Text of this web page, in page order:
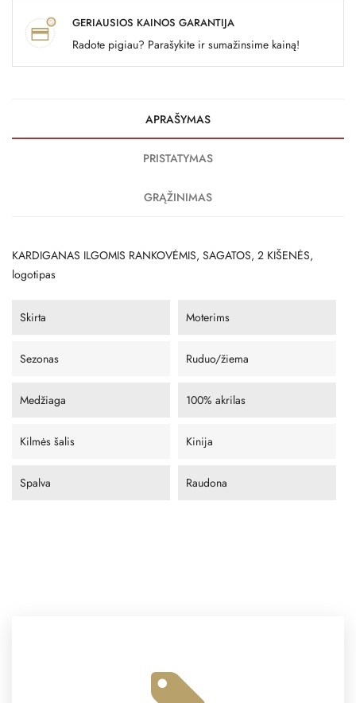
GERIAUSIOS KAINOS GARANTIJA
Radote pigiau? Parašykite ir sumažinsime kainą!
APRAŠYMAS
PRISTATYMAS
GRĄŽINIMAS
KARDIGANAS ILGOMIS RANKOVĖMIS, SAGATOS, 2 KIŠENĖS,
logotipas
Skirta Moterims
Sezonas Ruduo/žiema
Medžiaga 100% akrilas
Kilmės šalis Kinija
Spalva Raudona